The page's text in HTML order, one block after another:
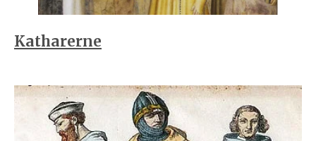
Katharerne